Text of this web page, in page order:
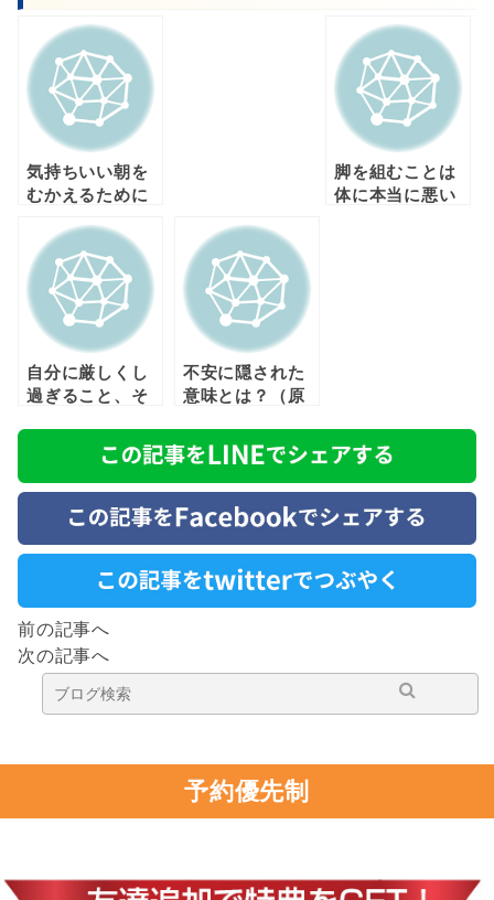
気持ちいい朝を
むかえるために
は？
脚を組むことは
体に本当に悪い
自分に厳しくし
過ぎること、そ
めていること。
不安に隠された
意味とは？（原
１）
前の記事へ
次の記事へ
予約優先制